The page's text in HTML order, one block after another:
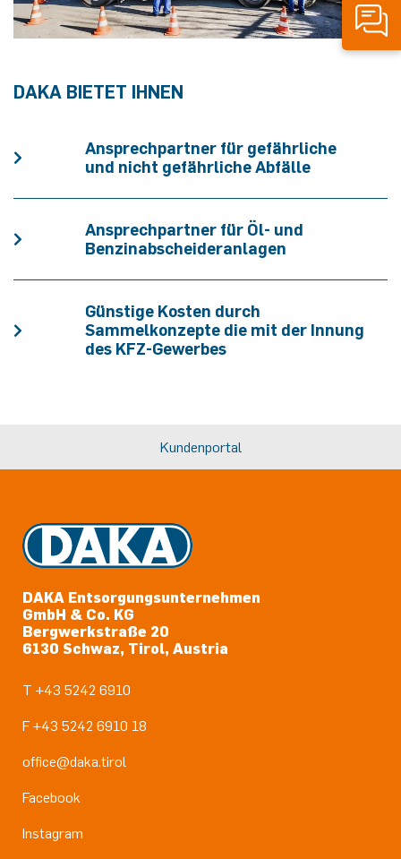
DAKA BIETET IHNEN
Ansprechpartner für gefährliche
und nicht gefährliche Abfälle
Ansprechpartner für Öl- und
Benzinabscheideranlagen
Günstige Kosten durch
Sammelkonzepte die mit der Innung
des KFZ-Gewerbes
Kundenportal
DAKA Entsorgungsunternehmen
GmbH & Co. KG
Bergwerkstraße 20
6130 Schwaz, Tirol, Austria
T +43 5242 6910
F +43 5242 6910 18
office@daka.tirol
Facebook
Instagram